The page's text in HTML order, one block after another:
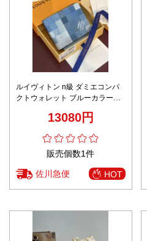
ルイヴィトン n級 ダミエコンパ
クトウォレット ブルーカラーモ
13080円
販売個数1件
佐川急便 HOT